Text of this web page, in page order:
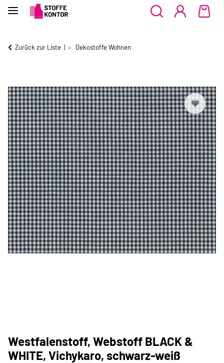
Zurück zur Liste Dekostoffe Wohnen
Westfalenstoff, Webstoff BLACK &
WHITE, Vichykaro, schwarz-weiß